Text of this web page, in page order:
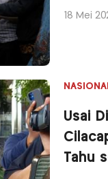
18 Mei
Usai
Tahu